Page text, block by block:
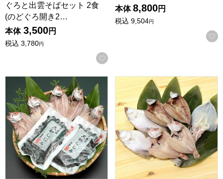
ぐろと出雲そばセット 2食
(のどぐろ開き2…
本体 3,500円
税込 3,780円
お気に入りに登録する
本体 8,800円
税込 9,504円
島根 渡邊水産 とっておき 山陰セレクションA(大和しじみ
島根 渡邊水産 これがやみつ